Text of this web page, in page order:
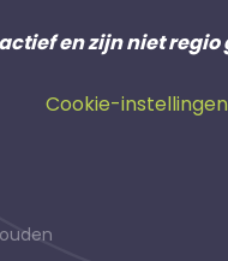
en zijn niet
Cookie-